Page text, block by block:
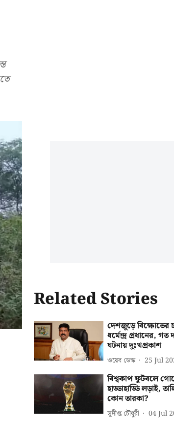
Related Stories
দেশজুড়ে বিক্ষোভের
ধর্মেন্দ্র প্রধানের,
ঘটনায় দুঃখপ্রকাশ
ওয়েব ডেস্ক 25 Jul
বিশ্বকাপ ফুটবলে
হাড্ডাহাড্ডি লড়াই,
কোন তারকা?
সুদীপ্ত চৌধুরী 04 Jul